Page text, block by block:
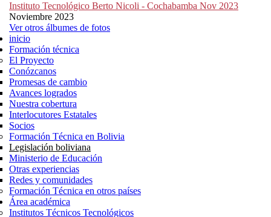
Instituto Tecnológico Berto Nicoli - Cochabamba Nov 2023
Noviembre 2023
Ver otros álbumes de fotos
inicio
Formación técnica
El Proyecto
Conózcanos
Promesas de cambio
Avances logrados
Nuestra cobertura
Interlocutores Estatales
Socios
Formación Técnica en Bolivia
Legislación boliviana
Ministerio de Educación
Otras experiencias
Redes y comunidades
Formación Técnica en otros países
Área académica
Institutos Técnicos Tecnológicos